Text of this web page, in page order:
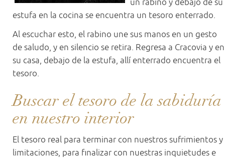
un rabino y debajo de su
estufa en la cocina se encuentra un tesoro enterrado.
Al escuchar esto, el rabino une sus manos en un gesto
de saludo, y en silencio se retira. Regresa a Cracovia y en
su casa, debajo de la estufa, allí enterrado encuentra el
tesoro.
Buscar el tesoro de la sabiduría
en nuestro interior
El tesoro real para terminar con nuestros sufrimientos y
limitaciones, para finalizar con nuestras inquietudes e